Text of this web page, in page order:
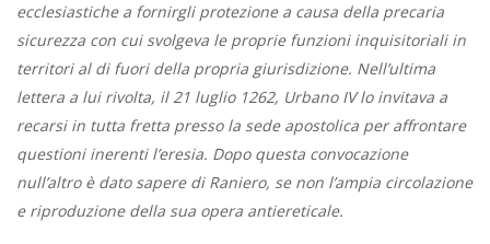
ecclesiastiche a fornirgli protezione a causa della precaria
sicurezza con cui svolgeva le proprie funzioni inquisitoriali in
territori al di fuori della propria giurisdizione. Nell’ultima
lettera a lui rivolta, il 21 luglio 1262, Urbano IV lo invitava a
recarsi in tutta fretta presso la sede apostolica per affrontare
questioni inerenti l’eresia. Dopo questa convocazione
null’altro è dato sapere di Raniero, se non l’ampia circolazione
e riproduzione della sua opera antiereticale.